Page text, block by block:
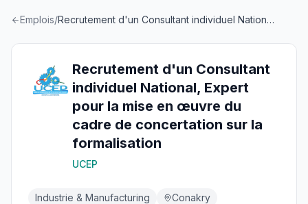
Emplois/ Recrutement d'un Consultant individuel National, Expert pour la mise en œuvre du cadre de concertation sur la formalisation
Recrutement d'un Consultant
individuel National, Expert
pour la mise en œuvre du
cadre de concertation sur la
formalisation
UCEP
Industrie & Manufacturing
Conakry